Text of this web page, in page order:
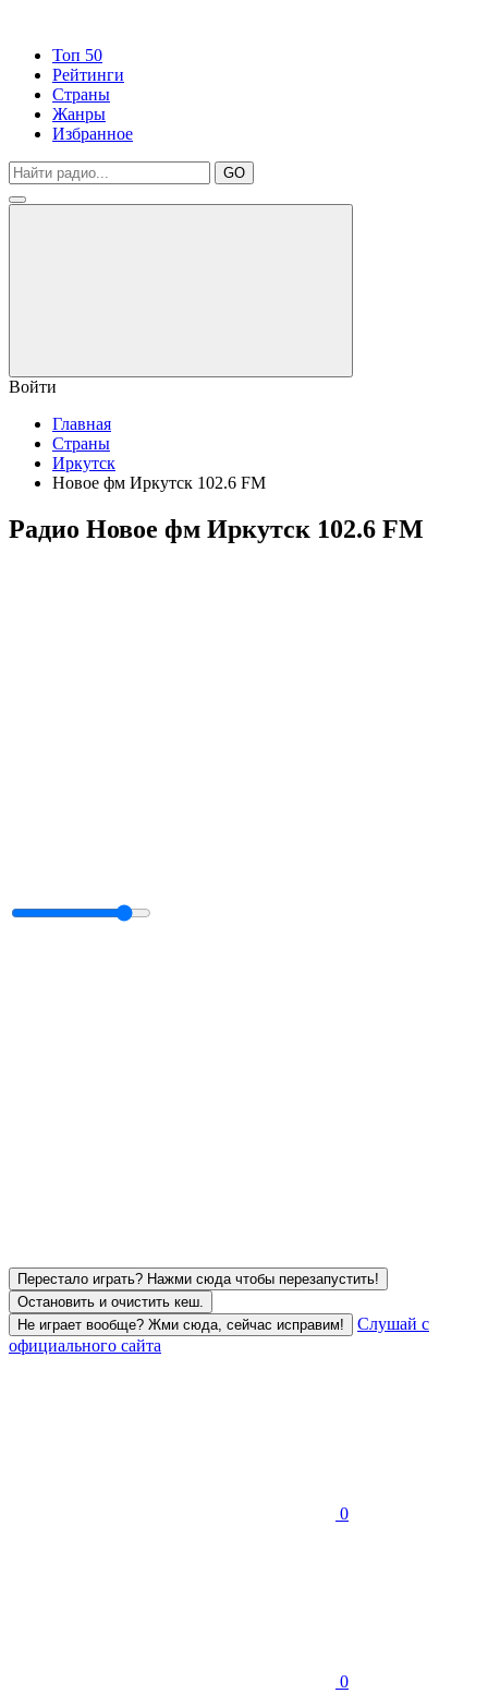
Топ 50
Рейтинги
Страны
Жанры
Избранное
GO
Войти
Главная
Страны
Иркутск
Новое фм Иркутск 102.6 FM
Радио Новое фм Иркутск 102.6 FM
Перестало играть? Нажми сюда чтобы перезапустить!
Остановить и очистить кеш.
Не играет вообще? Жми сюда, сейчас исправим!
Слушай с
официального сайта
0
0